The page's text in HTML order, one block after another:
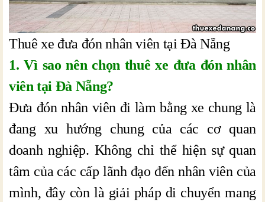
Thuê xe đưa đón nhân viên tại Đà Nẵng
1. Vì sao nên chọn thuê xe đưa đón nhân
viên tại Đà Nẵng?
Đưa đón nhân viên đi làm bằng xe chung là
đang xu hướng chung của các cơ quan
doanh nghiệp. Không chỉ thể hiện sự quan
tâm của các cấp lãnh đạo đến nhân viên của
mình, đây còn là giải pháp di chuyển mang